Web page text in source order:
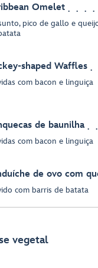
Omelet
pico de gallo e
shaped Waffles
com bacon e linguiça
de baunilha
com bacon e linguiça
de ovo com
com barris de batata
vegetal